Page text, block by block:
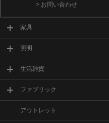
> お問い合わせ
家具
照明
生活雑貨
ファブリック
アウトレット